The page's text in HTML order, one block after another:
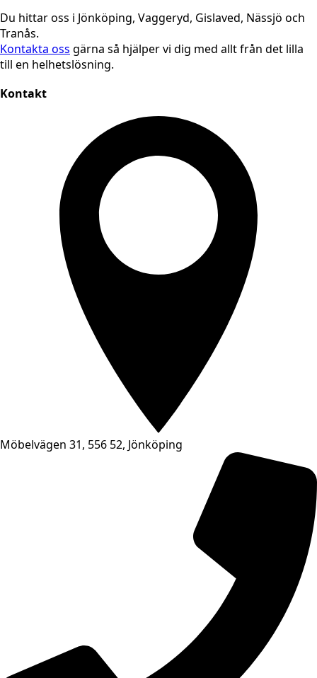
Du hittar oss i Jönköping, Vaggeryd, Gislaved, Nässjö och
Tranås.
Kontakta oss gärna så hjälper vi dig med allt från det lilla
till en helhetslösning.
Kontakt
Möbelvägen 31, 556 52, Jönköping